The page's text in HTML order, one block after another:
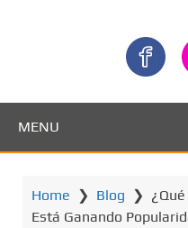
MENU
Home ❯ Blog ❯
Está Ganando